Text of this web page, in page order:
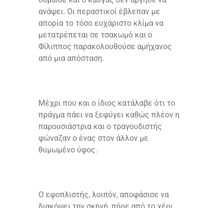
ανάψει. Οι περαστικοί έβλεπαν με
απορία το τόσο ευχάριστο κλίμα να
μετατρέπεται σε τσακωμό και ο
Φίλιππος παρακολουθούσε αμήχανος
από μια απόσταση.
Μέχρι που και ο ίδιος κατάλαβε ότι το
πράγμα πάει να ξεφύγει καθώς πλέον η
παρουσιάστρια και ο τραγουδιστής
φώναζαν ο ένας στον άλλον με
θυμωμένο ύφος.
Ο εφοπλιστής, λοιπόν, αποφάσισε να